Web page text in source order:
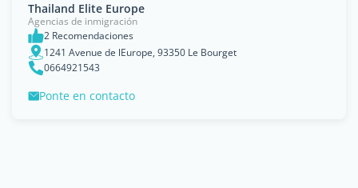
Thailand Elite Europe
Agencias de inmigración
2 Recomendaciones
1241 Avenue de lEurope, 93350 Le Bourget
0664921543
Ponte en contacto